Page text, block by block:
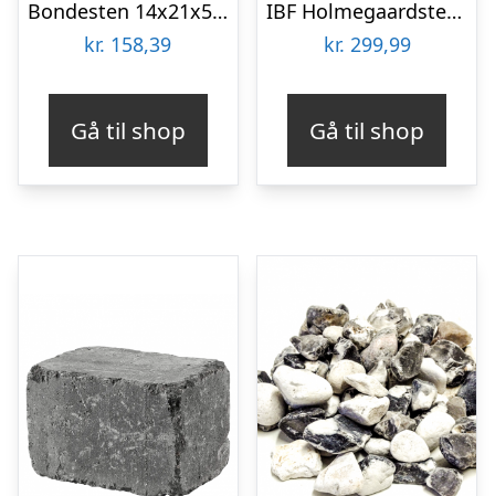
Bondesten 14x21x5 cm Sort/Antracit
kr. 158,39
Gå til shop
IBF Holmegaardsten 14×10,5×7 cm – Halve – Gråmix
kr. 299,99
Gå til shop